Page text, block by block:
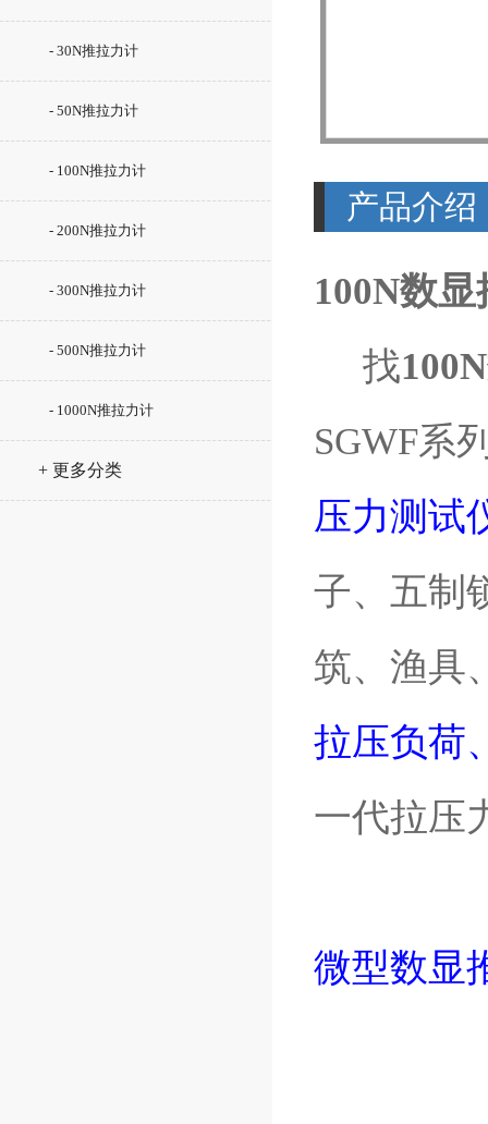
- 30N推拉力计
- 50N推拉力计
- 100N推拉力计
- 200N推拉力计
- 300N推拉力计
- 500N推拉力计
- 1000N推拉力计
+ 更多分类
产品介绍
100N数
找
SGWF系
压力测试
子、五制
筑、渔具
拉压负荷
一代拉压
微型数显